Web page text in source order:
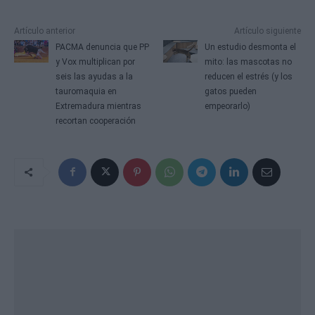
Artículo anterior
PACMA denuncia que PP
y Vox multiplican por
seis las ayudas a la
tauromaquia en
Extremadura mientras
recortan cooperación
Artículo siguiente
Un estudio desmonta el
mito: las mascotas no
reducen el estrés (y los
gatos pueden
empeorarlo)